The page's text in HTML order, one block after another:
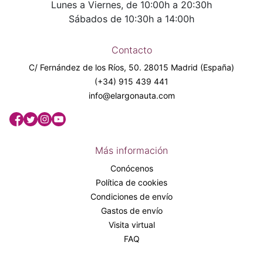
Lunes a Viernes, de 10:00h a 20:30h
Sábados de 10:30h a 14:00h
Contacto
C/ Fernández de los Ríos, 50. 28015 Madrid (España)
(+34) 915 439 441
info@elargonauta.com
Más información
Conócenos
Política de cookies
Condiciones de envío
Gastos de envío
Visita virtual
FAQ